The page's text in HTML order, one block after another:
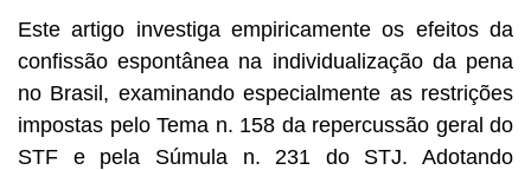
Este artigo investiga empiricamente os efeitos da
confissão espontânea na individualização da pena
no Brasil, examinando especialmente as restrições
impostas pelo Tema n. 158 da repercussão geral do
STF e pela Súmula n. 231 do STJ. Adotando